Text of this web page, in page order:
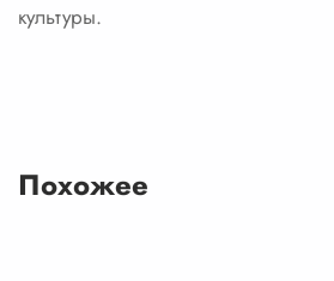
культуры.
Похожее